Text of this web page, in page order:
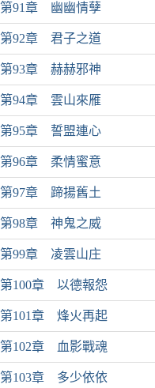
第91章 幽幽情孽
第92章 君子之道
第93章 赫赫邪神
第94章 雲山來雁
第95章 誓盟連心
第96章 柔情蜜意
第97章 蹄揚舊土
第98章 神鬼之威
第99章 凌雲山庄
第100章 以德報怨
第101章 烽火再起
第102章 血影戰魂
第103章 多少依依